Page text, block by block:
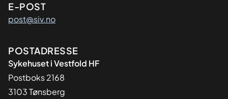
E-POST
post@siv.no
Adresse
POSTADRESSE
Sykehuset i Vestfold HF
Postboks 2168
3103 Tønsberg